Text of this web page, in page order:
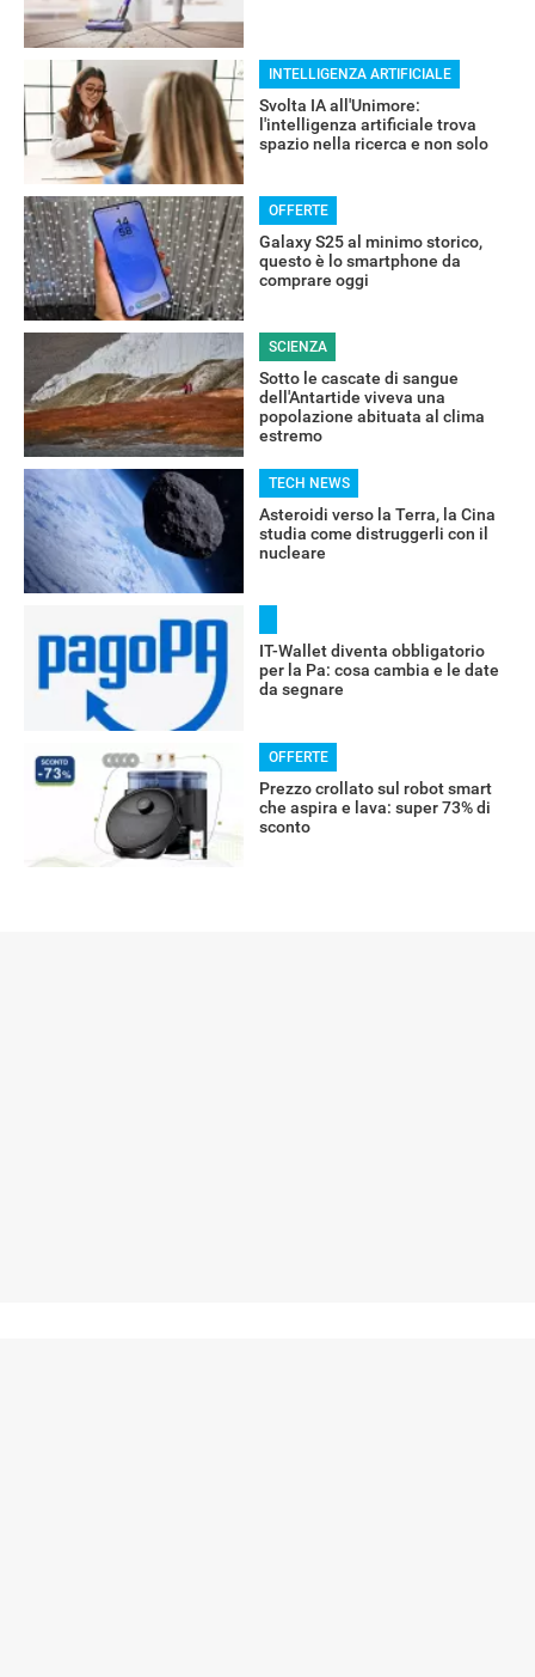
RECENSIONI
INTELLIGENZA ARTIFICIALE
Svolta IA all'Unimore:
l'intelligenza artificiale trova
spazio nella ricerca e non solo
OFFERTE
Galaxy S25 al minimo storico,
questo è lo smartphone da
comprare oggi
SCIENZA
Sotto le cascate di sangue
dell'Antartide viveva una
popolazione abituata al clima
estremo
TECH NEWS
Asteroidi verso la Terra, la Cina
studia come distruggerli con il
nucleare
IT-Wallet diventa obbligatorio
per la Pa: cosa cambia e le date
da segnare
OFFERTE
Prezzo crollato sul robot smart
che aspira e lava: super 73% di
sconto